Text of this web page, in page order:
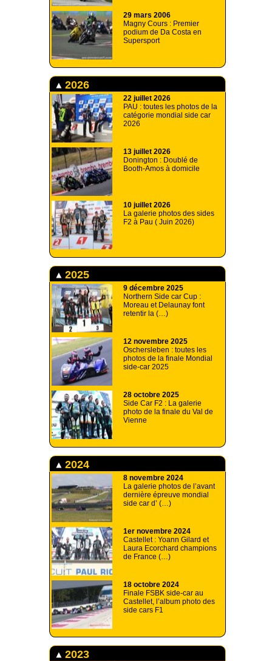
29 mars 2006
Magny Cours : Premier
podium de Da Costa en
Supersport
2026
22 juillet 2026
PAU : toutes les photos de la
catégorie mondial side car
2026
13 juillet 2026
Donington : Doublé de
Booth-Amos à domicile
10 juillet 2026
La galerie photos des sides
F2 à Pau ( Juin 2026)
2025
9 décembre 2025
Northern Side car Cup :
Moreau et Delaunay font
retentir la (…)
12 novembre 2025
Oschersleben : toutes les
photos de la finale Mondial
side-car 2025
28 octobre 2025
Side Car F2 : La galerie
photo de la finale du Val de
Vienne
2024
8 novembre 2024
La galerie photos de l’avant
dernière épreuve mondial
side car d’ (…)
1er novembre 2024
Castellet : Yoann Gilard et
Laura Ecorchard champions
de France (…)
18 octobre 2024
Finale FSBK side-car au
Castellet, l’album photo des
side cars F1
2023